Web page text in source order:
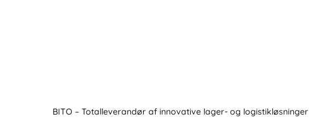
BITO – Totalleverandør af innovative lager- og logistikløsninger